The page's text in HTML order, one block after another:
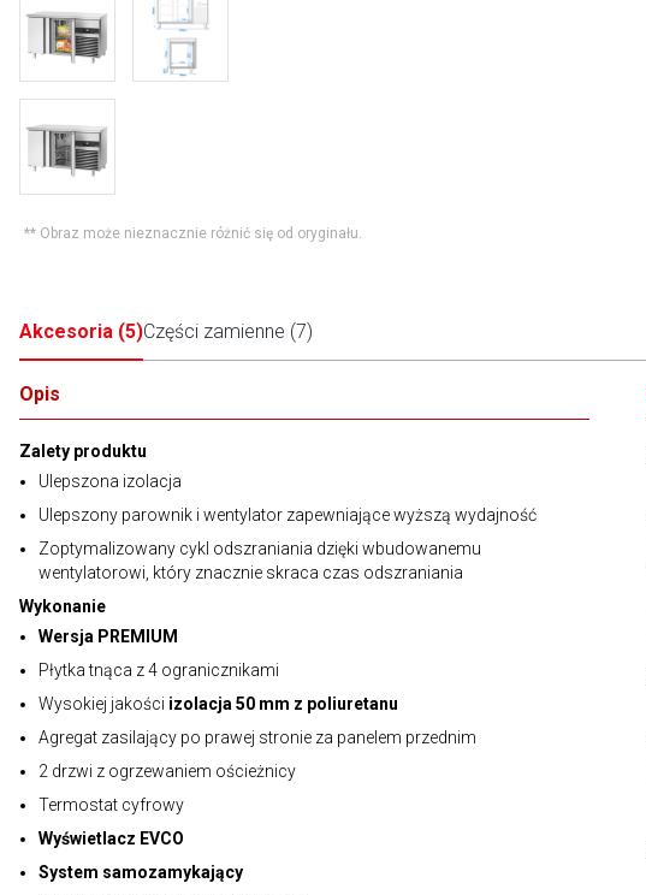
** Obraz może nieznacznie różnić się od oryginału.
Akcesoria (5)Części zamienne (7)
Opis
Zalety produktu
Ulepszona izolacja
Ulepszony parownik i wentylator zapewniające wyższą wydajność
Zoptymalizowany cykl odszraniania dzięki wbudowanemu
wentylatorowi, który znacznie skraca czas odszraniania
Wykonanie
Wersja PREMIUM
Płytka tnąca z 4 ogranicznikami
Wysokiej jakości izolacja 50 mm z poliuretanu
Agregat zasilający po prawej stronie za panelem przednim
2 drzwi z ogrzewaniem ościeżnicy
Termostat cyfrowy
Wyświetlacz EVCO
System samozamykający